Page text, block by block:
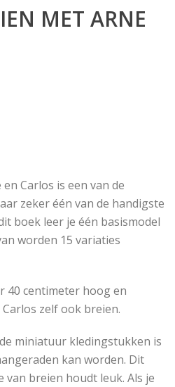
MET ARNE
Carlos is een van de
zeker één van de handigste
boek leer je één basismodel
worden 15 variaties
40 centimeter hoog en
zelf ook breien.
miniatuur kledingstukken is
kan worden. Dit
van breien houdt leuk. Als je